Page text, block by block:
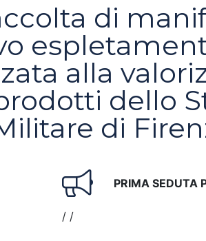
di
alla
dello
di
PRIMA SEDUTA
/ /